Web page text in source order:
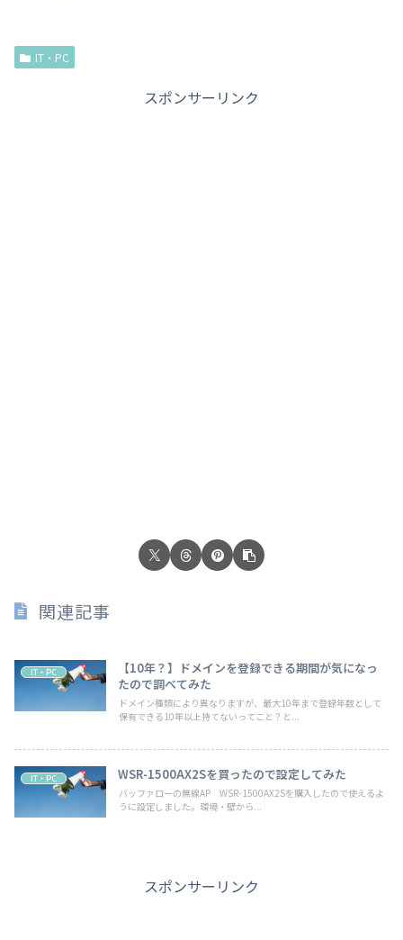
IT・PC
スポンサーリンク
関連記事
IT・PC
【10年？】ドメインを登録できる期間が気になっ
たので調べてみた
ドメイン種類により異なりますが、最大10年まで登録年数として
保有できる10年以上持てないってこと？と...
IT・PC WSR-1500AX2Sを買ったので設定してみた
バッファローの無線AP WSR-1500AX2Sを購入したので使えるよ
うに設定しました。環境・壁から...
スポンサーリンク